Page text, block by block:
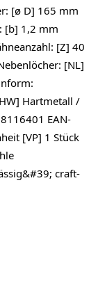
[ø D] 165 mm
[b] 1,2 mm
[Z] 40
[NL]
Hartmetall /
EAN-
[VP] 1 Stück
craft-